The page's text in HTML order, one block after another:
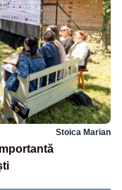
Stoica Marian